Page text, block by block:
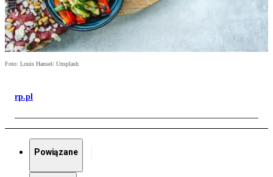
Foto: Louis Hansel/ Unsplash
rp.pl
Powiązane